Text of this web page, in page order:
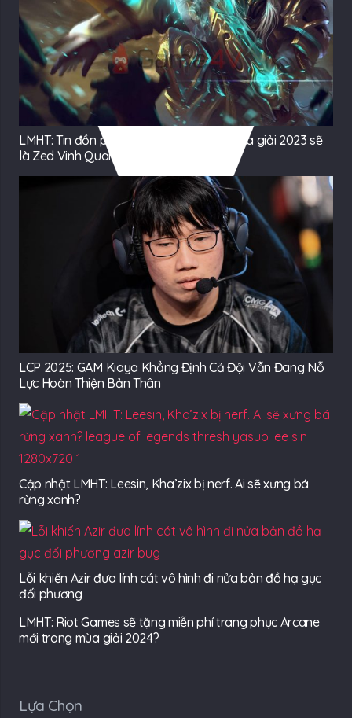
LMHT: Tin đồn phần thưởng xếp hạng mùa giải 2023 sẽ
là Zed Vinh Quang
LCP 2025: GAM Kiaya Khẳng Định Cả Đội Vẫn Đang Nỗ
Lực Hoàn Thiện Bản Thân
Cập nhật LMHT: Leesin, Kha’zix bị nerf. Ai sẽ xưng bá
rừng xanh?
Lỗi khiến Azir đưa lính cát vô hình đi nửa bản đồ hạ gục
đối phương
LMHT: Riot Games sẽ tặng miễn phí trang phục Arcane
mới trong mùa giải 2024?
Lựa Chọn